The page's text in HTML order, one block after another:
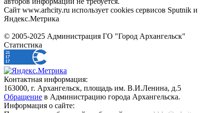
Сайт www.arhcity.ru использует cookies сервисов Sputnik и
Яндекс.Метрика
© 2005-2025 Администрация ГО "Город Архангельск"
Статистика
Контактная информация:
163000, г. Архангельск, площадь им. В.И.Ленина, д.5
Обращение в Администрацию города Архангельска.
Информация о сайте: